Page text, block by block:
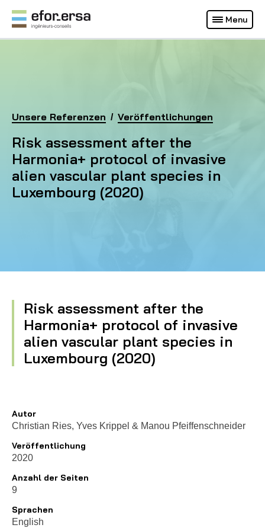
EFOR-ERSA
Menu
Homepage
Unsere Referenzen Veröffentlichungen
Risk assessment after the Harmonia+ protocol
Risk assessment after the
Harmonia+ protocol of invasive
alien vascular plant species in
Luxembourg (2020)
Français
Deutsch
(Aktuelle Webseite)
Risk assessment after the
Harmonia+ protocol of invasive
alien vascular plant species in
Luxembourg (2020)
Autor
Christian Ries, Yves Krippel & Manou Pfeiffenschneider
Veröffentlichung
2020
Anzahl der Seiten
9
Sprachen
English